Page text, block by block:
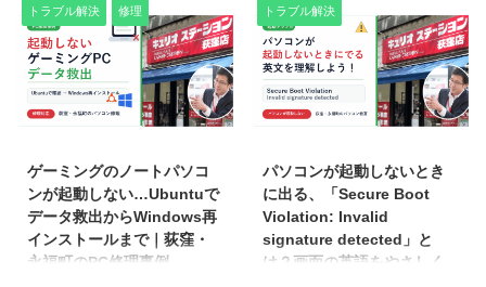
薄さ・持ちやすさ・文字入力・カ
メラ・アイコンの見やすさを、実
際の写真で6項目くらべてみまし
た。買い替えを迷っている方は、
ぜひ参考にしてください。 ① 大
きさ比較｜iPhone Airはひとまわ
チで、片手にすっぽり収まるコン
パクトさが魅力です。いっぽう
Airは6.5インチと大きく、その分
だけ動画・地図・文字が大きく見
やすくなります。「小ささ」を取
多いはず。この記事では、生徒の
まるちゃんが「iPhone 12 mini か
ら iPhone Air への乗り換え」
を、講師の ogita と一緒に考えて
いきます。テーマはずばり「軽
さ」。10円玉で何個分かを実際
届けします。 まずは基本スペッ
ク比較（iPhone 12 mini／iPhone
Air） iPhone 12 miniiPhone Air重
さ133g（10円玉 約3 ...
トラブル解決 修理
ゲーミングのノートパソコ
ンが起動しない…Ubuntuで
データ救出からWindows再
インストールまで｜荻窪・
永福町のPC修理事例
トラブル解決
パソコンが起動しないとき
に出る、「Secure Boot
Violation: Invalid
signature detected」と
は？画面の英語をやさしく